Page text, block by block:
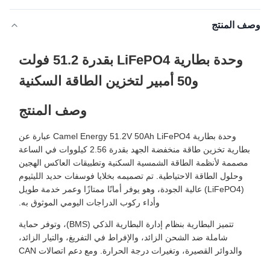
وصف المنتج
وحدة بطارية LiFePO4 بقدرة 51.2 فولت
و50 أمبير لتخزين الطاقة السكنية
وصف المنتج
وحدة بطارية Camel Energy 51.2V 50Ah LiFePO4 عبارة عن
بطارية تخزين طاقة منخفضة الجهد بقدرة 2.56 كيلووات في الساعة
مصممة لأنظمة الطاقة الشمسية السكنية وتطبيقات العاكس الهجين
وحلول الطاقة الاحتياطية. تم تصميمه بخلايا فوسفات حديد الليثيوم
(LiFePO4) عالية الجودة، وهو يوفر أمانًا ممتازًا وعمر خدمة طويل
وأداء ركوب الدراجات اليومي الموثوق به.
تتميز البطارية بنظام إدارة البطارية الذكي (BMS)، وتوفر حماية
شاملة ضد الشحن الزائد، والإفراط في التفريغ، والتيار الزائد،
والدوائر القصيرة، وتغيرات درجة الحرارة. ومع دعم اتصالات CAN